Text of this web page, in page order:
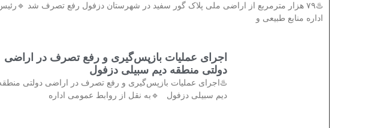
♨️۷۹ هزار مترمربع از اراضی ملی پلاک گور سفید در شهرستان دزفول رفع تصرف شد
اداره منابع طبیعی و
اجرای عملیات بازپس‌گیری و رفع تصرف در اراضی
دولتی منطقه دیم سبیلی دزفول
♨️اجرای عملیات بازپس‌گیری و رفع تصرف در اراضی دولتی
دیم سبیلی دزفول 🔹به نقل از روابط عمومی اداره